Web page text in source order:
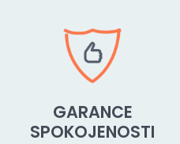
GARANCE
SPOKOJENOSTI